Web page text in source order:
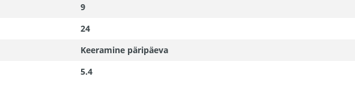
9
24
Keeramine päripäeva
5.4